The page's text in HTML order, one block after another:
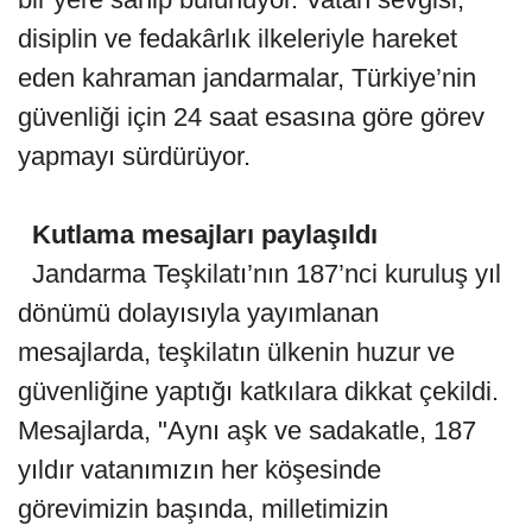
disiplin ve fedakârlık ilkeleriyle hareket
eden kahraman jandarmalar, Türkiye’nin
güvenliği için 24 saat esasına göre görev
yapmayı sürdürüyor.
Kutlama mesajları paylaşıldı
Jandarma Teşkilatı’nın 187’nci kuruluş yıl
dönümü dolayısıyla yayımlanan
mesajlarda, teşkilatın ülkenin huzur ve
güvenliğine yaptığı katkılara dikkat çekildi.
Mesajlarda, "Aynı aşk ve sadakatle, 187
yıldır vatanımızın her köşesinde
görevimizin başında, milletimizin